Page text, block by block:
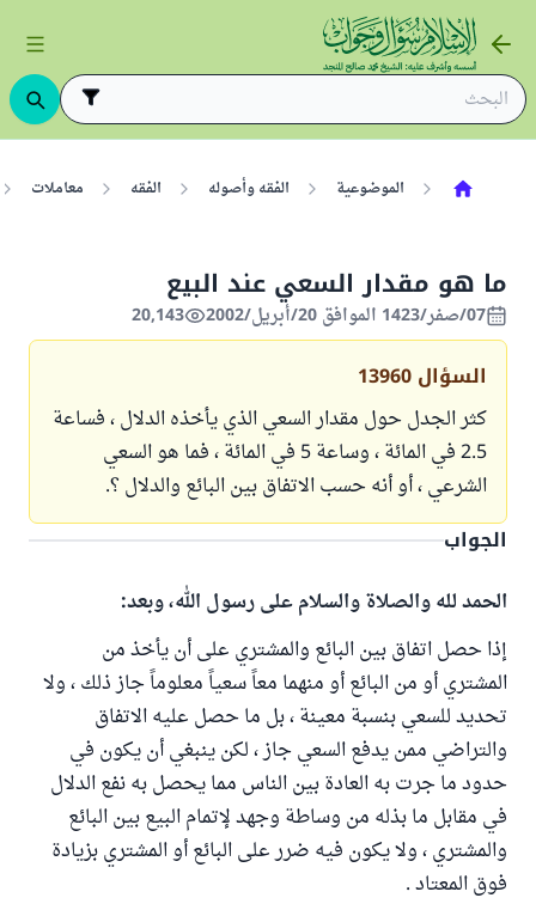
الموضوعية الفقه وأصوله الفقه معاملات
ما هو مقدار السعي عند البيع
07/صفر/1423 الموافق 20/أبريل/2002 20,143
السؤال 13960
كثر الجدل حول مقدار السعي الذي يأخذه الدلال ، فساعة
2.5 في المائة ، وساعة 5 في المائة ، فما هو السعي
الشرعي ، أو أنه حسب الاتفاق بين البائع والدلال ؟.
الجواب
الحمد لله والصلاة والسلام على رسول الله، وبعد:
إذا حصل اتفاق بين البائع والمشتري على أن يأخذ من
المشتري أو من البائع أو منهما معاً سعياً معلوماً جاز ذلك ، ولا
تحديد للسعي بنسبة معينة ، بل ما حصل عليه الاتفاق
والتراضي ممن يدفع السعي جاز ، لكن ينبغي أن يكون في
حدود ما جرت به العادة بين الناس مما يحصل به نفع الدلال
في مقابل ما بذله من وساطة وجهد لإتمام البيع بين البائع
والمشتري ، ولا يكون فيه ضرر على البائع أو المشتري بزيادة
فوق المعتاد .